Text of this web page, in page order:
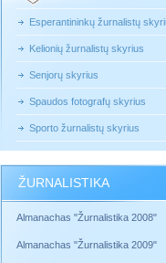
Esperantininkų žurnalistų
Kelionių žurnalistų skyrius
Senjorų skyrius
Spaudos fotografų skyrius
Sporto žurnalistų skyrius
ŽURNALISTIKA
Almanachas "Žurnalistika 2008"
Almanachas "Žurnalistika 2009"